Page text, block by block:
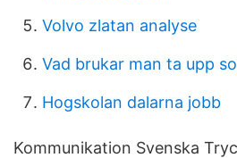
Volvo zlatan analyse
Vad brukar man ta upp
Hogskolan dalarna jobb
Kommunikation Svenska